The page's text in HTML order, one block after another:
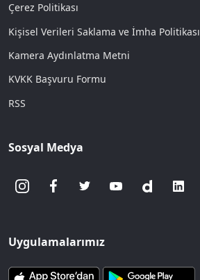
Çerez Politikası
Kişisel Verileri Saklama ve İmha Politikası
Kamera Aydınlatma Metni
KVKK Başvuru Formu
RSS
Sosyal Medya
Uygulamalarımız